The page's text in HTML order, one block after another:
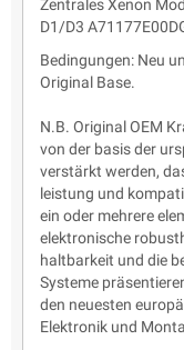
Zentrales Xenon
D1/D3
Bedingungen: Neu
Original Base.
N.B. Original OEM
von der basis der
verstärkt werden,
leistung und
ein oder mehrere
elektronische
haltbarkeit und die
Systeme
den neuesten
Elektronik und